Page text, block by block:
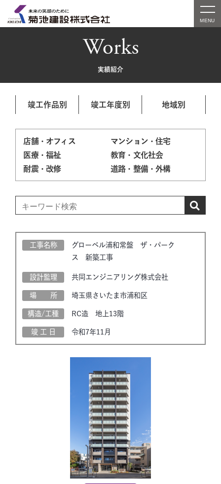
Works
実績紹介
竣工作品別 竣工年度別 地域別
店舗・オフィス
マンション・住宅
医療・福祉
教育・文化社会
耐震・改修
道路・整備・外構
工事名称
グローベル浦和常盤 ザ・パーク
ス 新築工事
設計監理 共同エンジニアリング株式会社
場 所 埼玉県さいたま市浦和区
構造/工種 RC造 地上13階
竣 工 日 令和7年11月